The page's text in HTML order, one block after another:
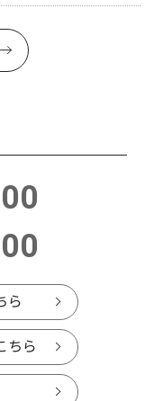
ら
ちら